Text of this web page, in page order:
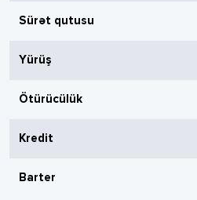
Sürət qutusu
Yürüş
Ötürücülük
Kredit
Barter